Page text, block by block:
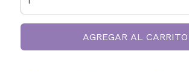
AGREGAR AL CARRITO